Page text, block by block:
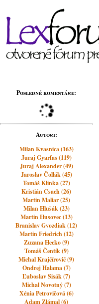
Posledné komentáre:
Autori:
Milan Kvasnica (163)
Juraj Gyarfas (119)
Juraj Alexander (49)
Jaroslav Čollák (45)
Tomáš Klinka (27)
Kristián Csach (26)
Martin Maliar (25)
Milan Hlušák (23)
Martin Husovec (13)
Branislav Gvozdiak (12)
Martin Friedrich (12)
Zuzana Hecko (9)
Tomáš Čentík (9)
Michal Krajčírovič (9)
Ondrej Halama (7)
Ľuboslav Sisák (7)
Michal Novotný (7)
Xénia Petrovičová (6)
Adam Zlámal (6)